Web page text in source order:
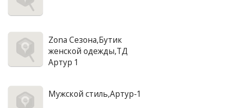
Zona Сезона,Бутик
женской одежды,ТД
Артур 1
Мужской стиль,Артур-1